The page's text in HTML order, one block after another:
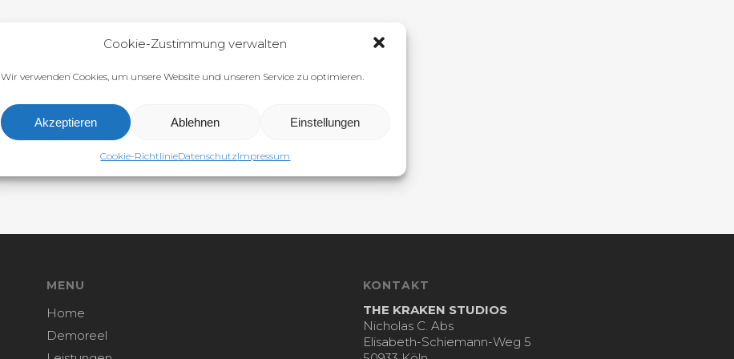
Cookie-Zustimmung verwalten
Wir verwenden Cookies, um unsere Website und unseren Service zu optimieren.
Akzeptieren Ablehnen Einstellungen
Cookie-RichtlinieDatenschutzImpressum
MENU
Home
Demoreel
KONTAKT
THE KRAKEN STUDIOS
Nicholas C. Abs
Elisabeth-Schiemann-Weg 5